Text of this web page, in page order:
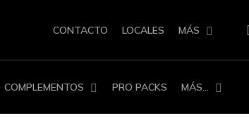
CONTACTO LOCALES MÁS
COMPLEMENTOS PRO PACKS MÁS…